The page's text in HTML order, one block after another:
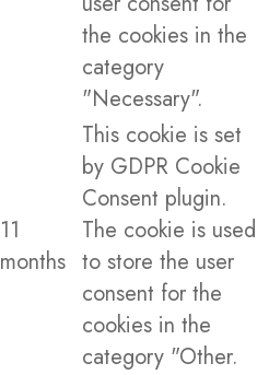
the cookies in the
category
"Necessary".
11
months
This cookie is set
by GDPR Cookie
Consent plugin.
The cookie is used
to store the user
consent for the
cookies in the
category "Other.